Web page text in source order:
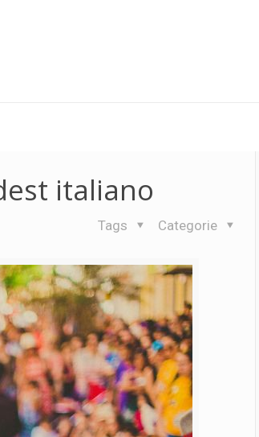
italiano
Categorie
Tags